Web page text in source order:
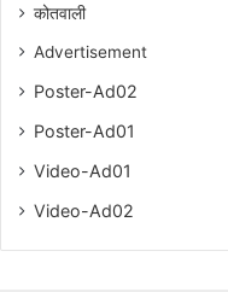
कोतवाली
Advertisement
Poster-Ad02
Poster-Ad01
Video-Ad01
Video-Ad02